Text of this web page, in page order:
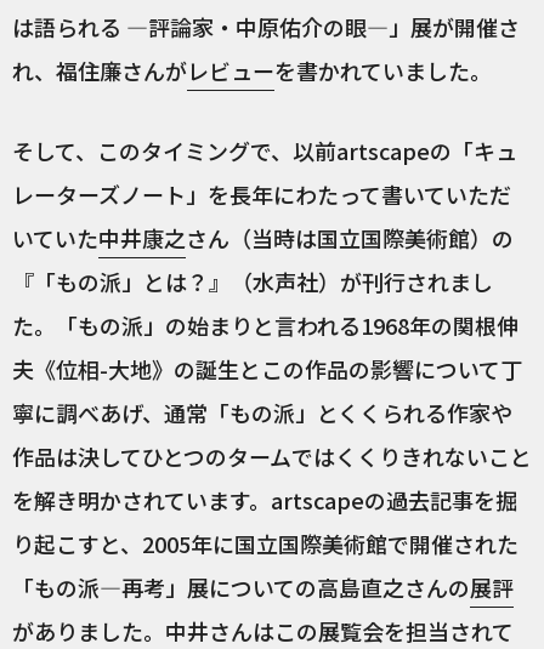
は語られる ―評論家・中原佑介の眼―」展が開催さ
れ、福住廉さんがレビューを書かれていました。
そして、このタイミングで、以前artscapeの「キュ
レーターズノート」を長年にわたって書いていただ
いていた中井康之さん（当時は国立国際美術館）の
『「もの派」とは？』（水声社）が刊行されまし
た。「もの派」の始まりと言われる1968年の関根伸
夫《位相-大地》の誕生とこの作品の影響について丁
寧に調べあげ、通常「もの派」とくくられる作家や
作品は決してひとつのタームではくくりきれないこと
を解き明かされています。artscapeの過去記事を掘
り起こすと、2005年に国立国際美術館で開催された
「もの派―再考」展についての高島直之さんの展評
がありました。中井さんはこの展覧会を担当されて